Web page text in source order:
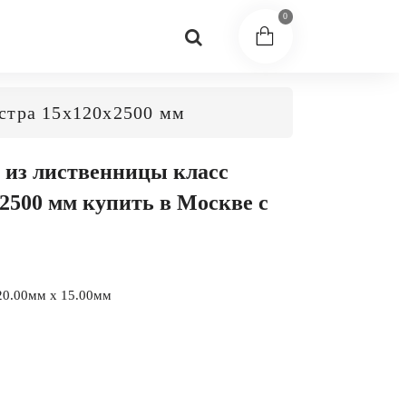
0
15x120x2500 мм
лиственницы класс
мм купить в Москве с
x 15.00мм